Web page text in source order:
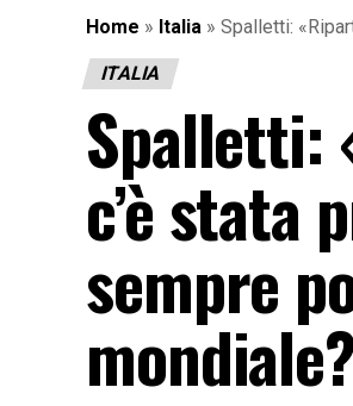
Home » Italia » Spalletti:
ITALIA
Spalletti:
c’è stata
sempre